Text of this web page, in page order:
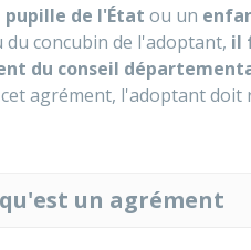
de l'État ou un
du concubin de l'adoptant, il
du conseil
agrément, l'adoptant doit
un agrément